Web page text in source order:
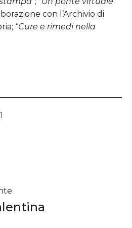
con l’Archivio di
“Cure e rimedi nella